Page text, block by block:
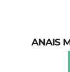
ANAIS